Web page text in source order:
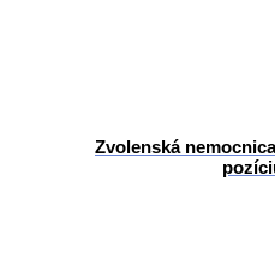
Zvolenská